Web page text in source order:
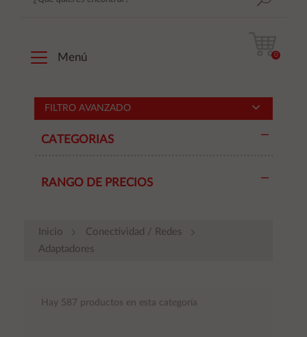
Menú 0
FILTRO AVANZADO
CATEGORIAS
RANGO DE PRECIOS
Inicio
Conectividad / Redes
Adaptadores
Hay 587 productos en esta categoría